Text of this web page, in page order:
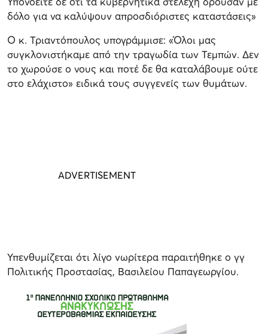
δόλο για να καλύψουν απροσδιόριστες καταστάσεις»
Ο κ. Τριαντόπουλος υπογράμμισε: «Όλοι μας
συγκλονιστήκαμε από την τραγωδία των Τεμπών. Δεν
το χωρούσε ο νους και ποτέ δε θα καταλάβουμε ούτε
στο ελάχιστο» ειδικά τους συγγενείς των θυμάτων.
Υπενθυμίζεται ότι λίγο νωρίτερα παραιτήθηκε ο γγ
Πολιτικής Προστασίας, Βασιλείου Παπαγεωργίου.